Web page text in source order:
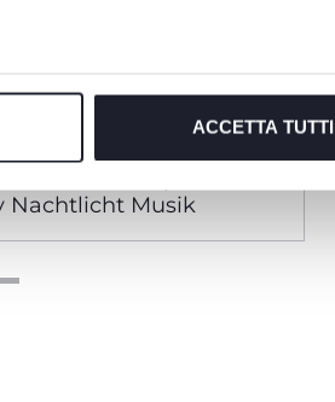
ACCETTA TUTTI
Nachtlicht Musik